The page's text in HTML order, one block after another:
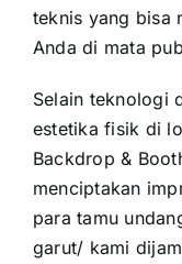
teknis yang bisa
Anda di mata
Selain teknologi
estetika fisik di
Backdrop &
menciptakan
para tamu
garut/ kami